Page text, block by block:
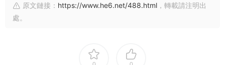
原文鏈接： https://www.he6.net/488.html ，轉載請注明出
處。